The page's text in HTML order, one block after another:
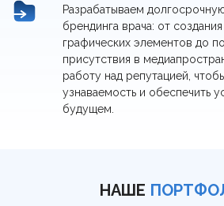
Разрабатываем
брендинга врача: от
графических элементов до
присутствия в
работу над репутацией,
узнаваемость и обеспечить
будущем.
НАШЕ